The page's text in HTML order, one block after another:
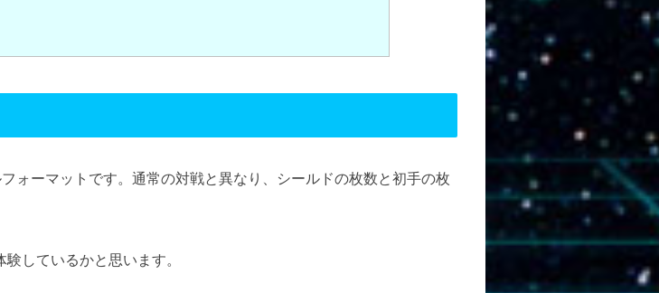
ォーマットです。通常の対戦と異なり、シールドの枚数と初手の枚
しているかと思います。